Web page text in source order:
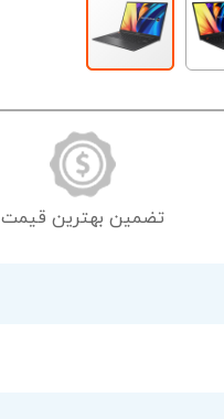
تضمین بهترین قیمت